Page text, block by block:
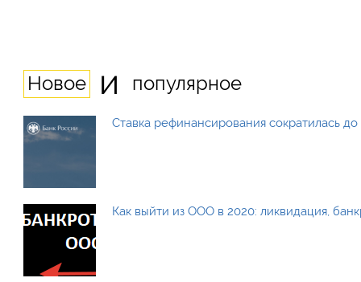
Новое и популярное
Ставка рефинансирования сократилась
Как выйти из ООО в 2020: ликвидация,